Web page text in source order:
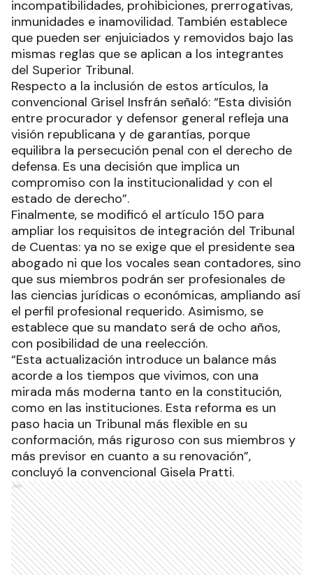
incompatibilidades, prohibiciones, prerrogativas,
inmunidades e inamovilidad. También establece
que pueden ser enjuiciados y removidos bajo las
mismas reglas que se aplican a los integrantes
del Superior Tribunal.
Respecto a la inclusión de estos artículos, la
convencional Grisel Insfrán señaló: “Esta división
entre procurador y defensor general refleja una
visión republicana y de garantías, porque
equilibra la persecución penal con el derecho de
defensa. Es una decisión que implica un
compromiso con la institucionalidad y con el
estado de derecho”.
Finalmente, se modificó el artículo 150 para
ampliar los requisitos de integración del Tribunal
de Cuentas: ya no se exige que el presidente sea
abogado ni que los vocales sean contadores, sino
que sus miembros podrán ser profesionales de
las ciencias jurídicas o económicas, ampliando así
el perfil profesional requerido. Asimismo, se
establece que su mandato será de ocho años,
con posibilidad de una reelección.
“Esta actualización introduce un balance más
acorde a los tiempos que vivimos, con una
mirada más moderna tanto en la constitución,
como en las instituciones. Esta reforma es un
paso hacia un Tribunal más flexible en su
conformación, más riguroso con sus miembros y
más previsor en cuanto a su renovación”,
concluyó la convencional Gisela Pratti.
Ads